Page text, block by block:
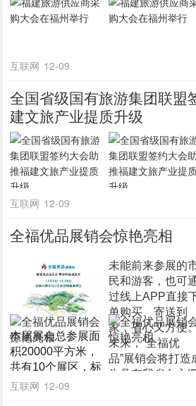
互联网 12-09
全国省级国有旅游集团联盟
建文旅产业提质升级
互联网 12-09
全福优品展销会惊艳亮相
本届展会总参展面
积20000平方米，
共有10个展区，标
准展位1000个，盛
未能前来参展的
民和游客，也可
过线上APP直接
单购买、寄送到
家，省心又方便
未来，“全福优
品”展销会将打造
为具有我省自主
互联网 12-09